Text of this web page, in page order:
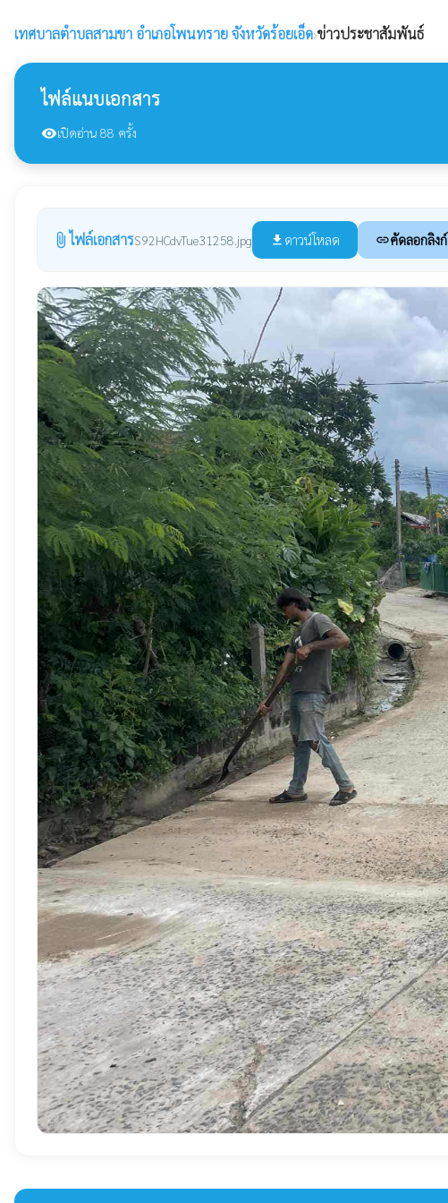
เทศบาลตำบลสามขา อำเภอโพนทราย จังหวัดร้อยเอ็ด›ข่าวประชาสัมพันธ์
ไฟล์แนบเอกสาร
visibilityเปิดอ่าน 88 ครั้ง
attach_file ไฟล์เอกสารS92HCdvTue31258.jpg file_download ดาวน์โหลด linkคัดลอกลิงก์